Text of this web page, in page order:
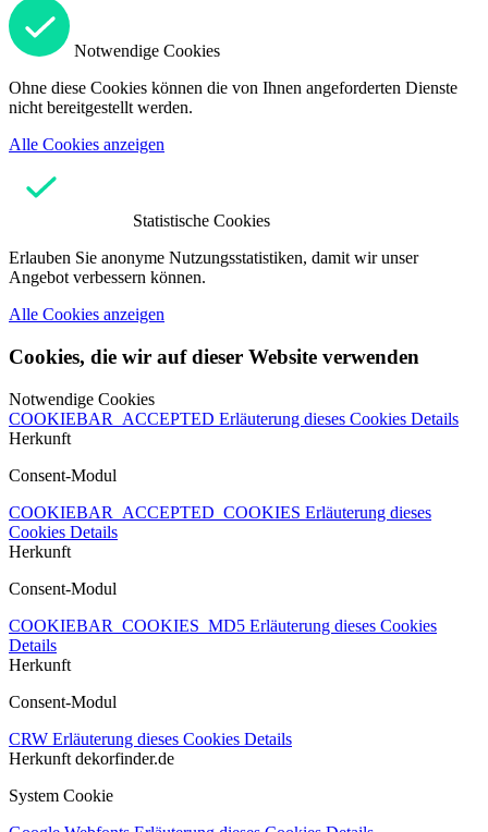
Notwendige Cookies
Ohne diese Cookies können die von Ihnen angeforderten Dienste
nicht bereitgestellt werden.
Alle Cookies anzeigen
Statistische Cookies
Erlauben Sie anonyme Nutzungsstatistiken, damit wir unser
Angebot verbessern können.
Alle Cookies anzeigen
Cookies, die wir auf dieser Website verwenden
Notwendige Cookies
COOKIEBAR_ACCEPTED Erläuterung dieses Cookies Details
Herkunft
Consent-Modul
COOKIEBAR_ACCEPTED_COOKIES Erläuterung dieses
Cookies Details
Herkunft
Consent-Modul
COOKIEBAR_COOKIES_MD5 Erläuterung dieses Cookies
Details
Herkunft
Consent-Modul
CRW Erläuterung dieses Cookies Details
Herkunft dekorfinder.de
System Cookie